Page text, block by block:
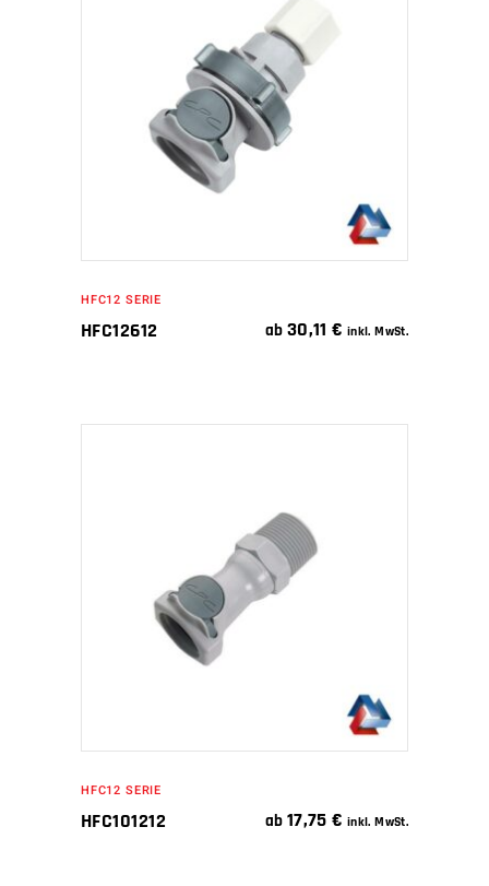
WEITERLESEN
HFC12 SERIE
HFC12612 ab 30,11€ inkl. MwSt.
IN DEN WARENKORB
HFC12 SERIE
HFC101212 ab 17,75€ inkl. MwSt.